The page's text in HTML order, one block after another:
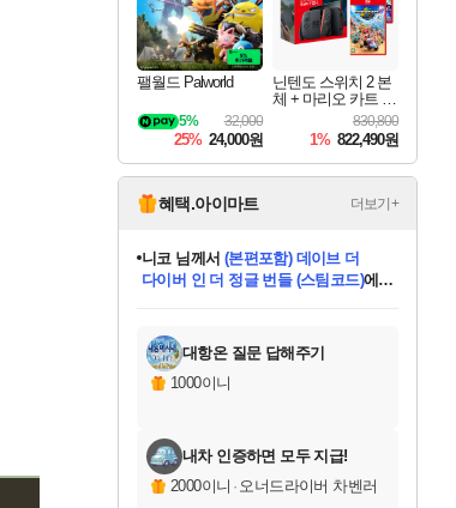
팰월드 Palworld
32,000
5%
25% 24,000원
닌텐도 스위치 2 본
체 + 마리오 카트 월
드 + 슈퍼 마리오 파
티 잼버리 닌텐도
스위치 2 에디션 +
잼버리 TV 번들
830,800
1% 822,490원
혜택.아이마트 더보기+
교환.
당첨되셨습니다.
니코님께서 (본편포함) 데이브 더
다이버 인 더 정글 번들 (스팀코드)에
당첨되셨습니다.
당첨되셨습니다.
당첨되셨습니다.
당첨되셨습니다.
당첨되셨습니다.
에디션 (스팀코드)를 교환.
당첨되셨습니다.
대항온 질문 답해주기
1000이니
내차 인증하면 모두 지급!
2000이니 · 오너드라이버 차벤러